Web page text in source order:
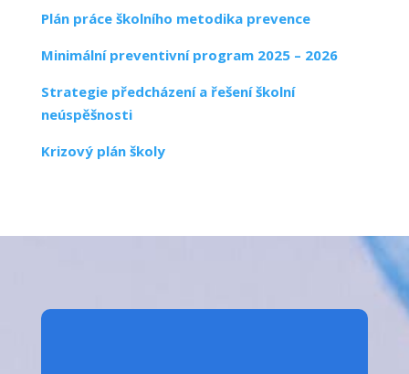
Plán práce školního metodika prevence
Minimální preventivní program 2025 – 2026
Strategie předcházení a řešení školní
neúspěšnosti
Krizový plán školy